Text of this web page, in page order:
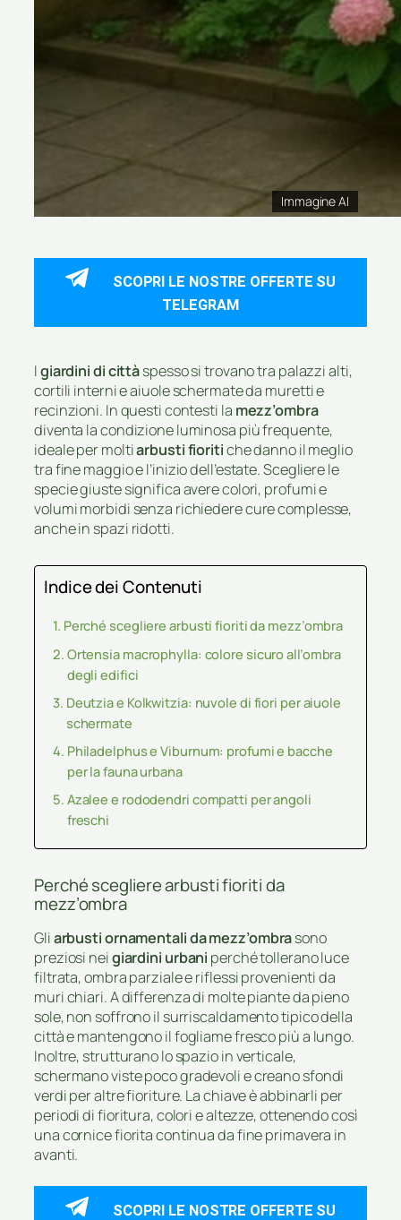
Immagine AI
SCOPRI LE NOSTRE OFFERTE SU
TELEGRAM
Igiardini di cittàspesso si trovano tra palazzi alti,
cortili interni e aiuole schermate da muretti e
recinzioni. In questi contesti la mezz’ombra
diventa la condizione luminosa più frequente,
ideale per moltiarbusti fioritiche danno il meglio
tra fine maggio e l’inizio dell’estate. Scegliere le
specie giuste significa avere colori, profumi e
volumi morbidi senza richiedere cure complesse,
anche in spazi ridotti.
Indice dei Contenuti
Perché scegliere arbusti fioriti da mezz’ombra
Ortensia macrophylla: colore sicuro all’ombra
degli edifici
Deutzia e Kolkwitzia: nuvole di fiori per aiuole
schermate
Philadelphus e Viburnum: profumi e bacche
per la fauna urbana
Azalee e rododendri compatti per angoli
freschi
Perché scegliere arbusti fioriti da
mezz’ombra
Gliarbusti ornamentali da mezz’ombrasono
preziosi neigiardini urbani perché tollerano luce
filtrata, ombra parziale e riflessi provenienti da
muri chiari. A differenza di molte piante da pieno
sole, non soffrono il surriscaldamento tipico della
città e mantengono il fogliame fresco più a lungo.
Inoltre, strutturano lo spazio in verticale,
schermano viste poco gradevoli e creano sfondi
verdi per altre fioriture. La chiave è abbinarli per
periodi di fioritura, colori e altezze, ottenendo così
una cornice fiorita continua da fine primavera in
avanti.
SCOPRI LE NOSTRE OFFERTE SU